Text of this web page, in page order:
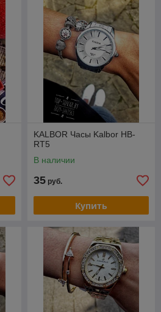
KALBOR Часы Kalbor HB-
RT5
В наличии
35 руб.
Купить